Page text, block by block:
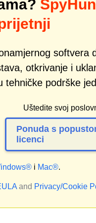
softvera
otkrivanje i
tehničke podrške
Uštedite svoj
Ponuda s
licenci
i Mac®.
and Privacy/Cookie